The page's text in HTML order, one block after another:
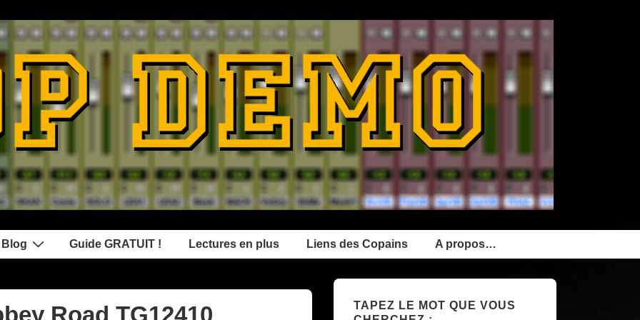
Blog Guide GRATUIT ! Lectures en plus Liens des Copains A propos…
Road TG12410
TAPEZ LE MOT QUE VOUS